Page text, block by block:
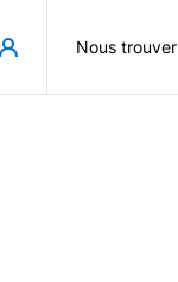
Nous trouver